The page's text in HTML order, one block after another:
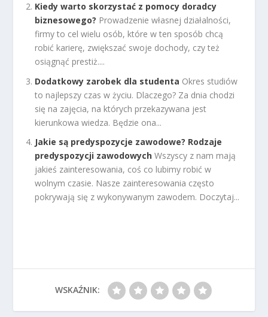
Kiedy warto skorzystać z pomocy doradcy
biznesowego? Prowadzenie własnej działalności,
firmy to cel wielu osób, które w ten sposób chcą
robić karierę, zwiększać swoje dochody, czy też
osiągnąć prestiż....
Dodatkowy zarobek dla studenta Okres studiów
to najlepszy czas w życiu. Dlaczego? Za dnia chodzi
się na zajęcia, na których przekazywana jest
kierunkowa wiedza. Będzie ona...
Jakie są predyspozycje zawodowe? Rodzaje
predyspozycji zawodowych Wszyscy z nam mają
jakieś zainteresowania, coś co lubimy robić w
wolnym czasie. Nasze zainteresowania często
pokrywają się z wykonywanym zawodem. Doczytaj...
WSKAŹNIK: